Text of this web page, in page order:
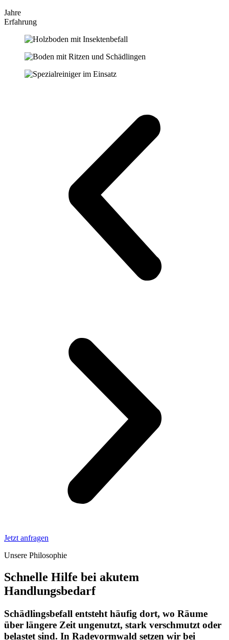
Jahre
Erfahrung
Jetzt anfragen
Unsere Philosophie
Schnelle Hilfe bei akutem
Handlungsbedarf
Schädlingsbefall entsteht häufig dort, wo Räume
über längere Zeit ungenutzt, stark verschmutzt oder
belastet sind. In Radevormwald setzen wir bei